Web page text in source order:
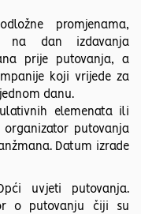
promjenama,
na dan izdavanja
prije putovanja, a
koji vrijede za
danu.
elemenata ili
putovanja
Datum izrade
uvjeti putovanja.
o putovanju čiji su